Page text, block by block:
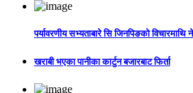
पर्यावरणीय सभ्यताबारे सि जिनपिङको
खराबी भएका पानीका कार्टुन बजारबाट फिर्ता